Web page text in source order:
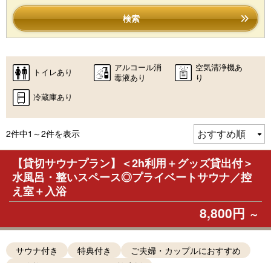
検索
トイレあり
アルコール消
毒液あり
空気清浄機あ
り
冷蔵庫あり
2件中1～2件を表示
【貸切サウナプラン】＜2h利用＋グッズ貸出付＞
水風呂・整いスペース◎プライベートサウナ／控
え室＋入浴
8,800円 ～
サウナ付き 特典付き
ご夫婦・カップルにおすすめ